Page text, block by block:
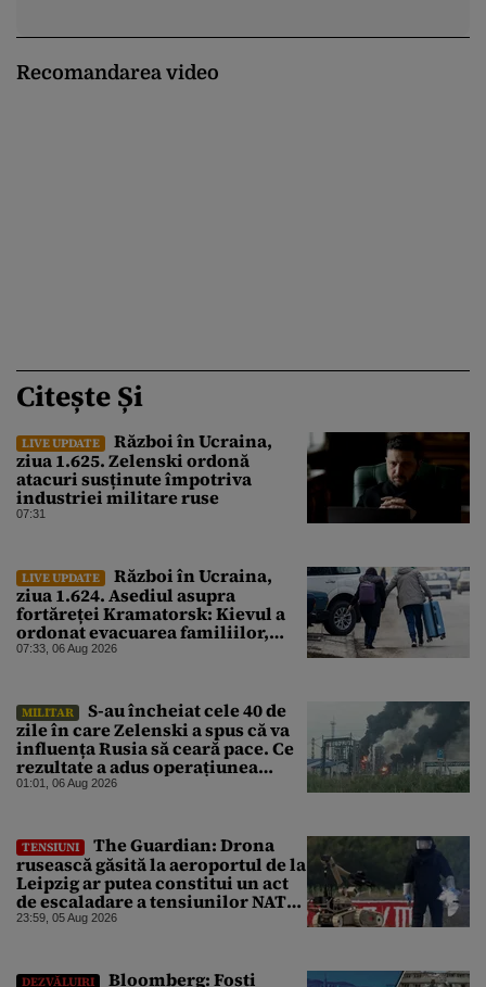
Recomandarea video
Citește Și
LIVE UPDATE
Război în Ucraina,
ziua 1.625. Zelenski ordonă
atacuri susținute împotriva
industriei militare ruse
07:31
LIVE UPDATE
Război în Ucraina,
ziua 1.624. Asediul asupra
fortăreței Kramatorsk: Kievul a
ordonat evacuarea familiilor,
rușii sunt la 20 de km de oraș
07:33, 06 Aug 2026
MILITAR
S-au încheiat cele 40 de
zile în care Zelenski a spus că va
influența Rusia să ceară pace. Ce
rezultate a adus operațiunea
Kievului
01:01, 06 Aug 2026
TENSIUNI
The Guardian: Drona
rusească găsită la aeroportul de la
Leipzig ar putea constitui un act
de escaladare a tensiunilor NATO-
Rusia
23:59, 05 Aug 2026
DEZVĂLUIRI
Bloomberg: Foști